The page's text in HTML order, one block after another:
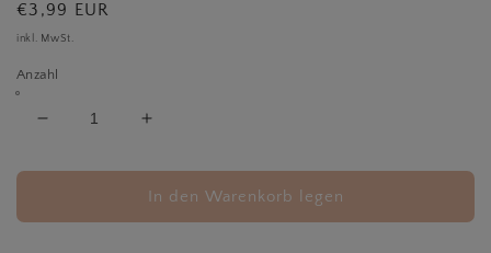
Normaler
Preis
€3,99 EUR
inkl. MwSt.
Anzahl
Verringere
Menge
Schüssel
Erhöhe
Menge
für
Schüssel
In den Warenkorb legen